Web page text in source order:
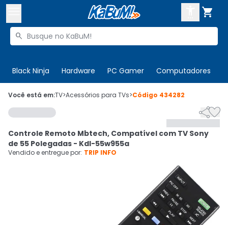

Buscar produtos

Black Ninja Hardware PC Gamer Computadores
 Olá. Acesse sua conta
 Departamentos
Cupons
CADASTRE-SE
Você está em:TV>Acessórios para TVs>Código 434282

Controle Remoto Mbtech, Compatível com TV Sony
de 55 Polegadas - Kdl-55w955a
Vendido e entregue por: TRIP INFO